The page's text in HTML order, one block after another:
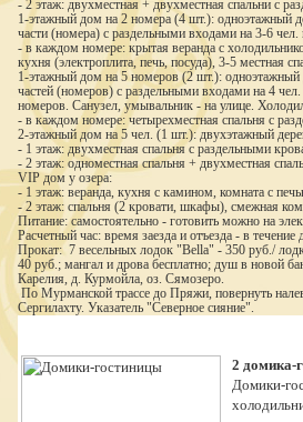
- 2 этаж: двухместная + двухместная спальни с
1-этажный дом на 2 номера (4 шт.): одноэтажный
части (номера) с раздельными входами на 3-6
- в каждом номере: крытая веранда с
кухня (электроплита, печь, посуда), 3-5 местная
1-этажный дом на 5 номеров (2 шт.):
частей (номеров) с раздельными входами на 4
номеров. Санузел, умывальник - на улице.
- в каждом номере: четырехместная спальня с
2-этажный дом на 5 чел. (1 шт.): двухэтажный
- 1 этаж: двухместная спальня с раздельными
- 2 этаж: одноместная спальня + двухместная
VIP дом у озера:
- 1 этаж: веранда, кухня с камином, комната с
- 2 этаж: спальня (2 кровати, шкафы), смежная
Питание: самостоятельно - готовить можно на
Расчетный час: время заезда и отъезда - в течение
Прокат: 7 весельных лодок "Bella" - 350 руб./
40 руб.; мангал и дрова бесплатно; душ в новой
Карелия, д. Курмойла, оз. Сямозеро.
По Мурманской трассе до Пряжи, повернуть
Сергилахту. Указатель "Северное сияние".
2 домика-
Домики-